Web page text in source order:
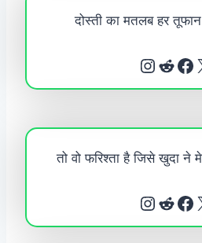
दोस्ती का मतलब हर
Instagram Reddit Facebook
तो वो फरिश्ता है जिसे खुदा ने
Instagram Reddit Facebook